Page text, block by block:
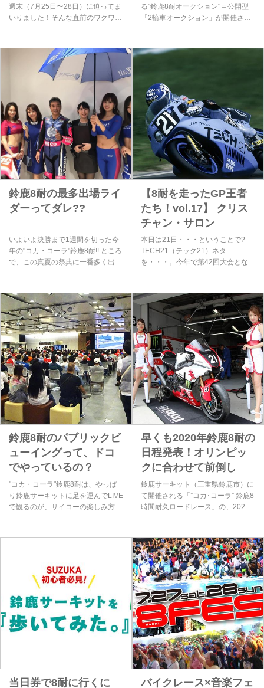
週末（7月25日〜28日）に迫ってま
いりました！そんな直前のワクワク
ントキャンペーンが7月23日〜28日
限定で行われているんです。
["コカ・コーラ"鈴鹿8
耐]
る"鈴鹿8耐オークション"＝公開型
「2輪車オークション」が開催され
した！ あこがれのクラシックモデ
ま・・・。あなたにとっての"お
宝"があったら、ぜひゲットするこ
とにチャレンジしてください！
鈴鹿8耐の最多出場ライ
ダーってダレ??
いよいよ決勝まで1週間を切った今
年の"コカ・コーラ"鈴鹿8耐!! ところ
で、この真夏の祭典に一番多く出場
【8耐を走ったGP王者
たち！vol.17】 クリス
チャン・サロン
本日は21日・・・ということで?
TECH21（テック21）ネタ
を・・・。今年で第42回大会とな
多くの世界ロードレースGP（現
MotoGP）王者が参戦しました。8
耐を走ったGPチャンピオンを紹介
する連載、今回は1984年に世界ロ
ードレースGP250ccクラス王者とな
ったクリスチャン・サロンです。
米豪ライダー全盛期の'80年代500cc
クラスでも活躍!! 1955年生まれのフ
ランス人であるクリスチャン・サロ
ンは、1976年のチェコスロバキア
350ccクラスでGPデビューを果たし
ます（決勝10位）。そして翌1977
鈴鹿8耐のパブリックビ
ューイングって、ドコ
でやっているの？
"コカ・コーラ"鈴鹿8耐は、やっぱ
り鈴鹿サーキットに足を運んでLIVE
で観るのが、サイコーの楽しみ方で
い！ という方はパブリックビュー
イング会場にお出かけしてみてはい
かがでしょうか？
早くも2020年鈴鹿8耐の
日程発表！オリンピッ
クに合わせて前倒し
鈴鹿サーキット（三重県鈴鹿市）に
て開催される「”コカ･コーラ” 鈴鹿8
時間耐久ロードレース」の、2020
当日券で8耐に行くに バイクレース×音楽フェ